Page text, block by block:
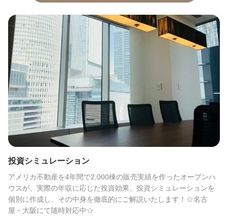
投資シミュレーション
アメリカ不動産を4年間で2,000棟の販売実績を作ったオープンハ
ウスが、実際の年収に応じた投資効果、投資シミュレーションを
個別に作成し、その中身を徹底的にご解説いたします！☆名古
屋・大阪にて随時対応中☆